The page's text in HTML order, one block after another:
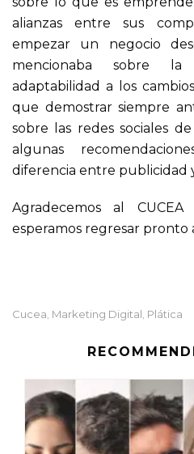
alianzas entre sus
empezar un negocio
mencionaba sobre
adaptabilidad a los
que demostrar siempre
sobre las redes sociales
algunas
diferencia entre publicidad
Agradecemos al
esperamos regresar pronto
Cucea, Marketing Digital, Plática